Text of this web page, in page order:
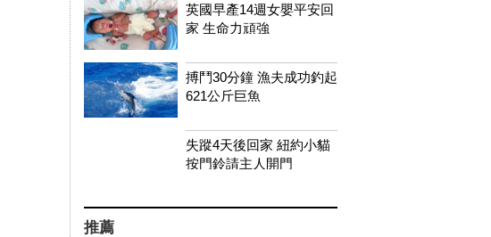
英國早產14週女嬰平安回
家 生命力頑強
搏鬥30分鐘 漁夫成功釣起
621公斤巨魚
失蹤4天後回家 紐約小貓
按門鈴請主人開門
推薦